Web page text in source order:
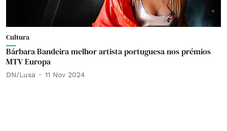
Cultura
Bárbara Bandeira melhor artista portuguesa nos prémios
MTV Europa
DN/Lusa 11 Nov 2024